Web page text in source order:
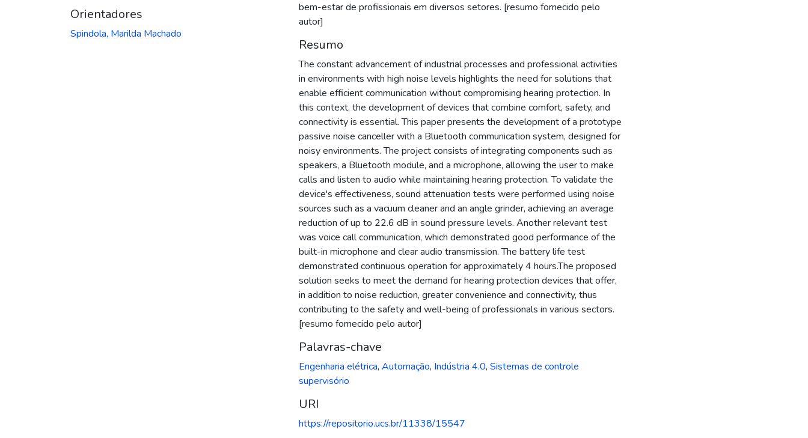
Orientadores
Spindola, Marilda Machado
bem-estar de profissionais em diversos setores. [resumo fornecido pelo
autor]
Resumo
The constant advancement of industrial processes and professional activities
in environments with high noise levels highlights the need for solutions that
enable efficient communication without compromising hearing protection. In
this context, the development of devices that combine comfort, safety, and
connectivity is essential. This paper presents the development of a prototype
passive noise canceller with a Bluetooth communication system, designed for
noisy environments. The project consists of integrating components such as
speakers, a Bluetooth module, and a microphone, allowing the user to make
calls and listen to audio while maintaining hearing protection. To validate the
device's effectiveness, sound attenuation tests were performed using noise
sources such as a vacuum cleaner and an angle grinder, achieving an average
reduction of up to 22.6 dB in sound pressure levels. Another relevant test
was voice call communication, which demonstrated good performance of the
built-in microphone and clear audio transmission. The battery life test
demonstrated continuous operation for approximately 4 hours.The proposed
solution seeks to meet the demand for hearing protection devices that offer,
in addition to noise reduction, greater convenience and connectivity, thus
contributing to the safety and well-being of professionals in various sectors.
[resumo fornecido pelo autor]
Palavras-chave
Engenharia elétrica, Automação, Indústria 4.0, Sistemas de controle
supervisório
URI
https://repositorio.ucs.br/11338/15547